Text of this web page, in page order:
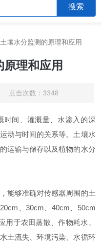
土壤水分监测的原理和应用
理和应用
点击次数：3348
时间、灌溉量、水渗入的深
动与时间的关系等。土壤水
运输与储存以及植物的水分
能够准确对传感器周围的土
、30cm、40cm、50cm
用于农田蒸散、作物耗水、
土流失、环境污染、水循环